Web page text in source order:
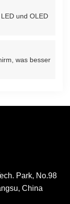
und OLED
was besser
Park, No.98
China